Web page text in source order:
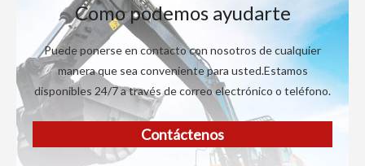
Como podemos ayudarte
Puede ponerse en contacto con nosotros de cualquier
manera que sea conveniente para usted.Estamos
disponibles 24/7 a través de correo electrónico o teléfono.
Contáctenos